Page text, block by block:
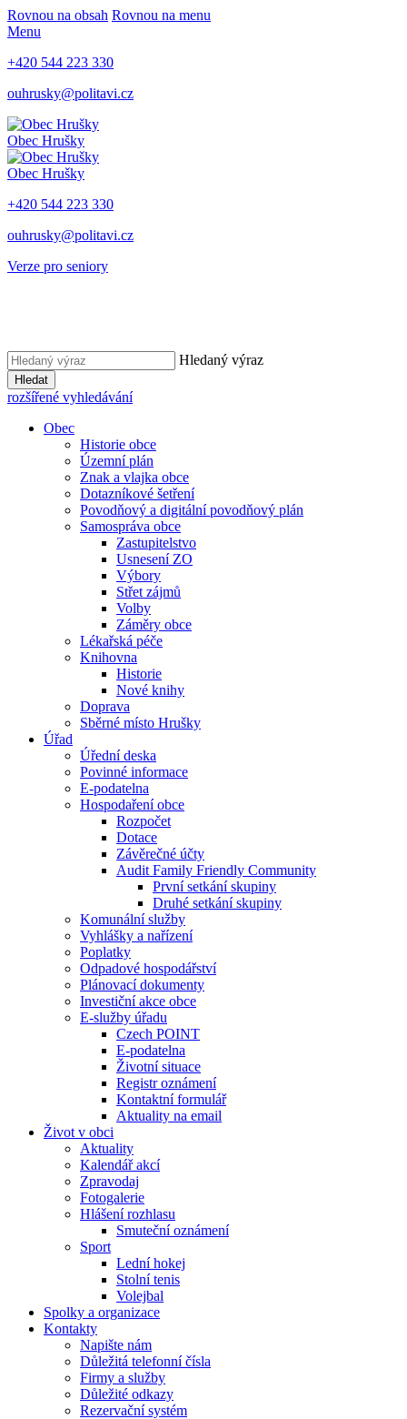
Rovnou na obsah Rovnou na menu
Menu
+420 544 223 330
ouhrusky@politavi.cz
Obec Hrušky
Obec Hrušky
+420 544 223 330
ouhrusky@politavi.cz
Verze pro seniory
Hledaný výraz
Hledat
rozšířené vyhledávání
Obec
Historie obce
Územní plán
Znak a vlajka obce
Dotazníkové šetření
Povodňový a digitální povodňový plán
Samospráva obce
Zastupitelstvo
Usnesení ZO
Výbory
Střet zájmů
Volby
Záměry obce
Lékařská péče
Knihovna
Historie
Nové knihy
Doprava
Sběrné místo Hrušky
Úřad
Úřední deska
Povinné informace
E-podatelna
Hospodaření obce
Rozpočet
Dotace
Závěrečné účty
Audit Family Friendly Community
První setkání skupiny
Druhé setkání skupiny
Komunální služby
Vyhlášky a nařízení
Poplatky
Odpadové hospodářství
Plánovací dokumenty
Investiční akce obce
E-služby úřadu
Czech POINT
E-podatelna
Životní situace
Registr oznámení
Kontaktní formulář
Aktuality na email
Život v obci
Aktuality
Kalendář akcí
Zpravodaj
Fotogalerie
Hlášení rozhlasu
Smuteční oznámení
Sport
Lední hokej
Stolní tenis
Volejbal
Spolky a organizace
Kontakty
Napište nám
Důležitá telefonní čísla
Firmy a služby
Důležité odkazy
Rezervační systém